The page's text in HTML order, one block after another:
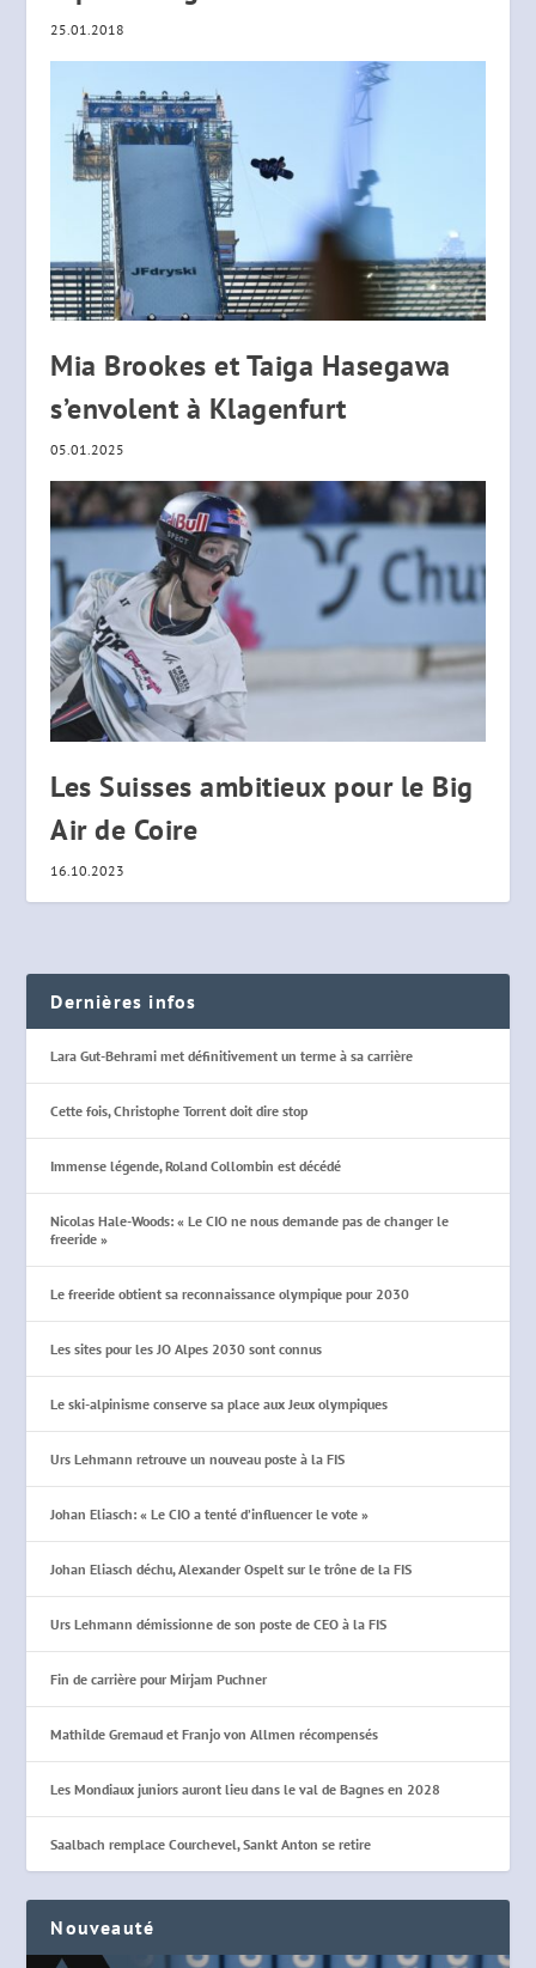
25.01.2018
Mia Brookes et Taiga Hasegawa
s’envolent à Klagenfurt
05.01.2025
Les Suisses ambitieux pour le Big
Air de Coire
16.10.2023
Dernières infos
Lara Gut-Behrami met définitivement un terme à sa carrière
Cette fois, Christophe Torrent doit dire stop
Immense légende, Roland Collombin est décédé
Nicolas Hale-Woods: « Le CIO ne nous demande pas de changer le
freeride »
Le freeride obtient sa reconnaissance olympique pour 2030
Les sites pour les JO Alpes 2030 sont connus
Le ski-alpinisme conserve sa place aux Jeux olympiques
Urs Lehmann retrouve un nouveau poste à la FIS
Johan Eliasch: « Le CIO a tenté d’influencer le vote »
Johan Eliasch déchu, Alexander Ospelt sur le trône de la FIS
Urs Lehmann démissionne de son poste de CEO à la FIS
Fin de carrière pour Mirjam Puchner
Mathilde Gremaud et Franjo von Allmen récompensés
Les Mondiaux juniors auront lieu dans le val de Bagnes en 2028
Saalbach remplace Courchevel, Sankt Anton se retire
Nouveauté